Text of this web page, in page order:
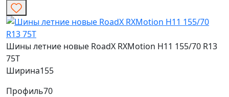
Шины летние новые RoadX RXMotion H11 155/70 R13
75T
Ширина155
Профиль70